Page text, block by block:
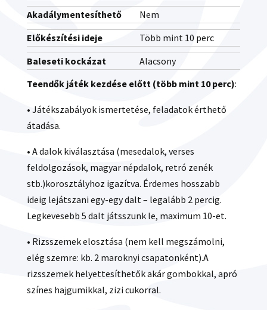
Akadálymentesíthető
Nem
Előkészítési ideje
Több mint 10 perc
Baleseti kockázat
Alacsony
Teendők játék kezdéseelőtt(több mint 10 perc):
• Játékszabályok ismertetése, feladatok érthető
átadása.
• A dalok kiválasztása (mesedalok, verses
feldolgozások, magyar népdalok, retró zenék
stb.)korosztályhoz igazítva. Érdemes hosszabb
ideig lejátszani egy-egy dalt – legalább 2 percig.
Legkevesebb 5 dalt játsszunk le, maximum 10-et.
• Rizsszemek elosztása (nem kell megszámolni,
elég szemre: kb. 2 maroknyi csapatonként).A
rizsszemek helyettesíthetők akár gombokkal, apró
színes hajgumikkal, zizi cukorral.